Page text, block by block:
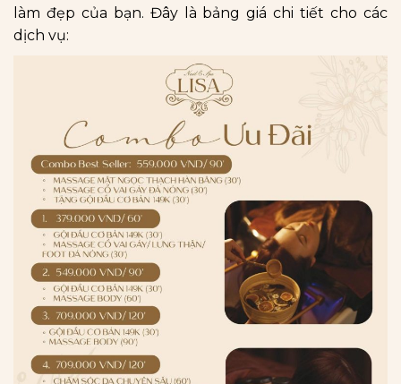
làm đẹp của bạn. Đây là bảng giá chi tiết cho các
dịch vụ: